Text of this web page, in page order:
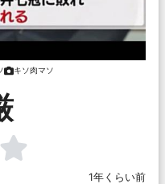
キソ肉マソ
1年くらい前